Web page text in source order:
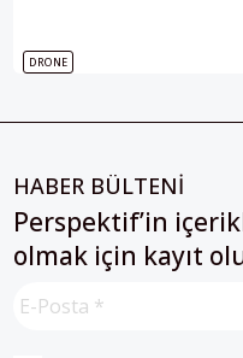
DRONE
HABER BÜLTENİ
Perspektif’in
olmak için kayıt